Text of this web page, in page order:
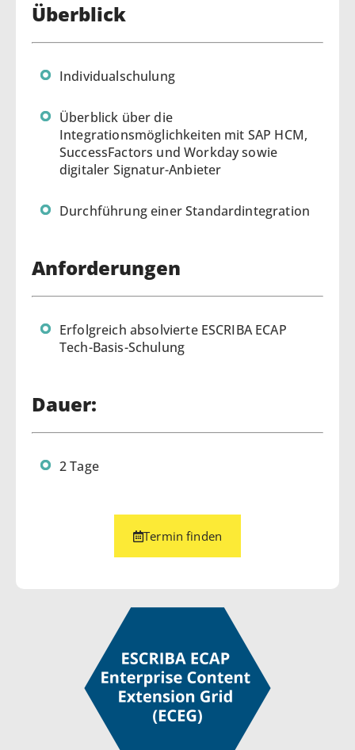
Überblick
Individualschulung
Überblick über die
Integrationsmöglichkeiten mit SAP HCM,
SuccessFactors und Workday sowie
digitaler Signatur-Anbieter
Durchführung einer Standardintegration
Anforderungen
Erfolgreich absolvierte ESCRIBA ECAP
Tech-Basis-Schulung
Dauer:
2 Tage
Termin finden